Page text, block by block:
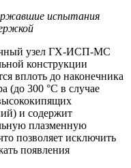
испытания
узел ГХ-ИСП-МС
конструкции
вплоть до наконечника
(до 300 °С в случае
и содержит
плазменную
позволяет исключить
появления